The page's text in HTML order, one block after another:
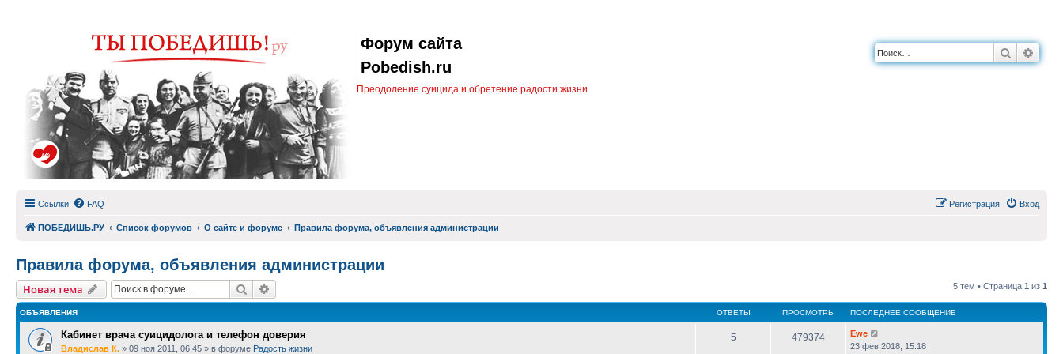
Форум сайта
Pobedish.ru
Преодоление суицида и обретение радости жизни
Поиск
Ссылки FAQ Вход
Регистрация
ПОБЕДИШЬ.РУ Список форумов О сайте и форуме Правила форума, объявления администрации
Правила форума, объявления администрации
Новая тема Поиск 5 тем • Страница 1 из 1
ОБЪЯВЛЕНИЯ ОТВЕТЫ ПРОСМОТРЫ ПОСЛЕДНЕЕ СООБЩЕНИЕ
Кабинет врача суицидолога и телефон доверия
Владислав К. » 09 ноя 2011, 06:45 » в форуме Радость жизни
5 479374
Ewe
23 фев 2018, 15:18